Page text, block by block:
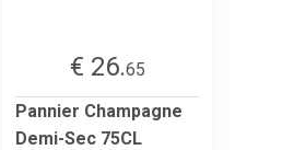
€ 26.65
Pannier Champagne
Demi-Sec 75CL